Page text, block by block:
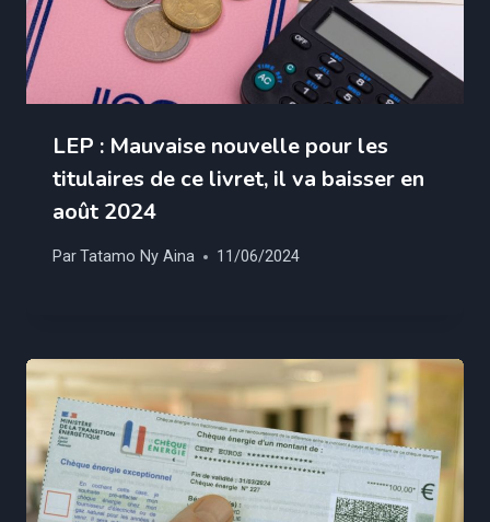
LEP : Mauvaise nouvelle pour les
titulaires de ce livret, il va baisser en
août 2024
ParTatamo Ny Aina 11/06/2024